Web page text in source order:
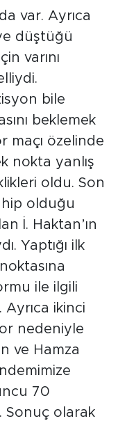
var. Ayrıca
düştüğü
varını
bile
beklemek
maçı özelinde
nokta yanlış
oldu. Son
olduğu
İ. Haktan’ın
Yaptığı ilk
ile ilgili
ikinci
nedeniyle
ve Hamza
70
Sonuç olarak